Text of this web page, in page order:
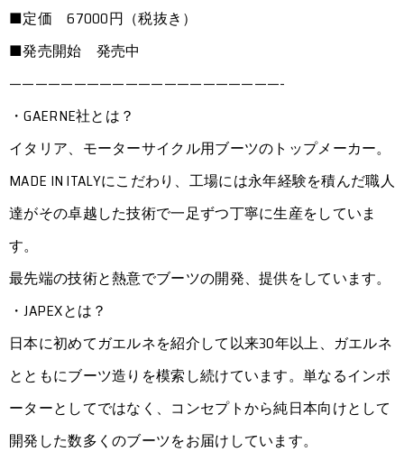
■定価 67000円（税抜き）
■発売開始 発売中
—————————————————————-
・GAERNE社とは？
イタリア、モーターサイクル用ブーツのトップメーカー。
MADE IN ITALYにこだわり、工場には永年経験を積んだ職人
達がその卓越した技術で一足ずつ丁寧に生産をしていま
す。
最先端の技術と熱意でブーツの開発、提供をしています。
・JAPEXとは？
日本に初めてガエルネを紹介して以来30年以上、ガエルネ
とともにブーツ造りを模索し続けています。単なるインポ
ーターとしてではなく、コンセプトから純日本向けとして
開発した数多くのブーツをお届けしています。